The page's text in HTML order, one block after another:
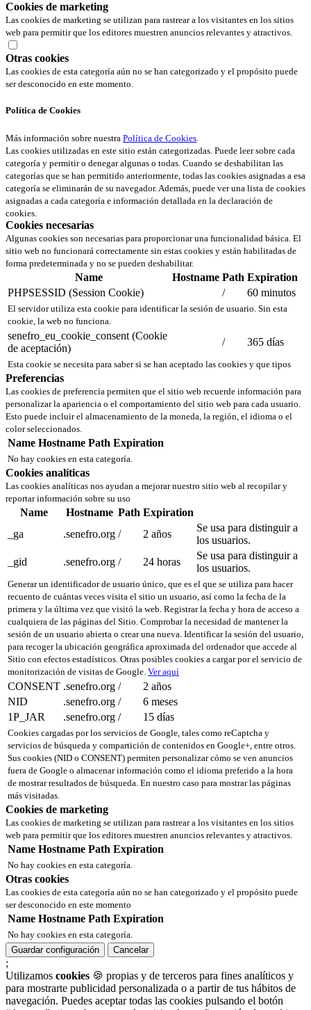
Cookies de marketing
Las cookies de marketing se utilizan para rastrear a los visitantes en los sitios
web para permitir que los editores muestren anuncios relevantes y atractivos.
Otras cookies
Las cookies de esta categoría aún no se han categorizado y el propósito puede
ser desconocido en este momento.
Política de Cookies
Más información sobre nuestra Política de Cookies.
Las cookies utilizadas en este sitio están categorizadas. Puede leer sobre cada
categoría y permitir o denegar algunas o todas. Cuando se deshabilitan las
categorías que se han permitido anteriormente, todas las cookies asignadas a esa
categoría se eliminarán de su navegador. Además, puede ver una lista de cookies
asignadas a cada categoría e información detallada en la declaración de
cookies.
Cookies necesarias
Algunas cookies son necesarias para proporcionar una funcionalidad básica. El
sitio web no funcionará correctamente sin estas cookies y están habilitadas de
forma predeterminada y no se pueden deshabilitar.
Name Hostname Path Expiration
PHPSESSID (Session Cookie)
/ 60 minutos
El servidor utiliza esta cookie para identificar la sesión de usuario. Sin esta
cookie, la web no funciona.
senefro_eu_cookie_consent (Cookie
de aceptación)
/ 365 días
Esta cookie se necesita para saber si se han aceptado las cookies y que tipos
Preferencias
Las cookies de preferencia permiten que el sitio web recuerde información para
personalizar la apariencia o el comportamiento del sitio web para cada usuario.
Esto puede incluir el almacenamiento de la moneda, la región, el idioma o el
color seleccionados.
Name Hostname Path Expiration
No hay cookies en esta categoría.
Cookies analíticas
Las cookies analíticas nos ayudan a mejorar nuestro sitio web al recopilar y
reportar información sobre su uso
Name Hostname Path Expiration
_ga
.senefro.org / 2 años
Se usa para distinguir a
los usuarios.
_gid
.senefro.org / 24 horas
Se usa para distinguir a
los usuarios.
Generar un identificador de usuario único, que es el que se utiliza para hacer
recuento de cuántas veces visita el sitio un usuario, así como la fecha de la
primera y la última vez que visitó la web. Registrar la fecha y hora de acceso a
cualquiera de las páginas del Sitio. Comprobar la necesidad de mantener la
sesión de un usuario abierta o crear una nueva. Identificar la sesión del usuario,
para recoger la ubicación geográfica aproximada del ordenador que accede al
Sitio con efectos estadísticos. Otras posibles cookies a cargar por el servicio de
monitorización de visitas de Google. Ver aquí
CONSENT .senefro.org /
2 años
NID
.senefro.org /
6 meses
1P_JAR
.senefro.org / 15 días
Cookies cargadas por los servicios de Google, tales como reCaptcha y
servicios de búsqueda y compartición de contenidos en Google+, entre otros.
Sus cookies (NID o CONSENT) permiten personalizar cómo se ven anuncios
fuera de Google o almacenar información como el idioma preferido a la hora
de mostrar resultados de búsqueda. En nuestro caso para mostrar las páginas
más visitadas.
Cookies de marketing
Las cookies de marketing se utilizan para rastrear a los visitantes en los sitios
web para permitir que los editores muestren anuncios relevantes y atractivos.
Name Hostname Path Expiration
No hay cookies en esta categoría.
Otras cookies
Las cookies de esta categoría aún no se han categorizado y el propósito puede
ser desconocido en este momento
Name Hostname Path Expiration
No hay cookies en esta categoría.
Guardar configuración
Cancelar
;
Utilizamos cookies 🍪 propias y de terceros para fines analíticos y
para mostrarte publicidad personalizada o a partir de tus hábitos de
navegación. Puedes aceptar todas las cookies pulsando el botón